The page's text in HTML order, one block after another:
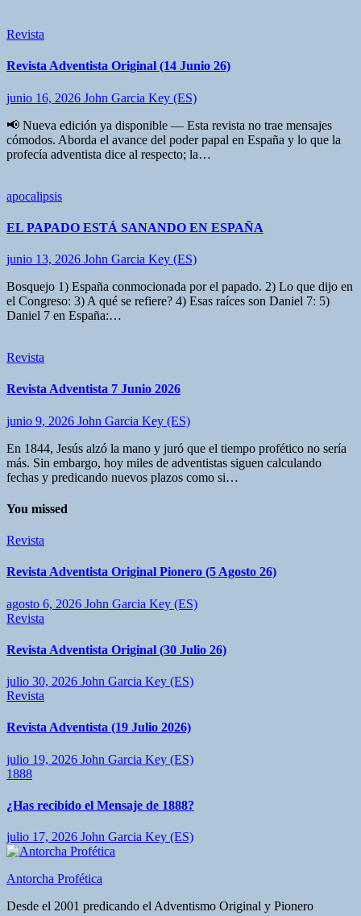
Revista
Revista Adventista Original (14 Junio 26)
junio 16, 2026 John Garcia Key (ES)
📢 Nueva edición ya disponible — Esta revista no trae mensajes
cómodos. Aborda el avance del poder papal en España y lo que la
profecía adventista dice al respecto; la…
apocalipsis
EL PAPADO ESTÁ SANANDO EN ESPAÑA
junio 13, 2026 John Garcia Key (ES)
Bosquejo 1) España conmocionada por el papado. 2) Lo que dijo en
el Congreso: 3) A qué se refiere? 4) Esas raíces son Daniel 7: 5)
Daniel 7 en España:…
Revista
Revista Adventista 7 Junio 2026
junio 9, 2026 John Garcia Key (ES)
En 1844, Jesús alzó la mano y juró que el tiempo profético no sería
más. Sin embargo, hoy miles de adventistas siguen calculando
fechas y predicando nuevos plazos como si…
You missed
Revista
Revista Adventista Original Pionero (5 Agosto 26)
agosto 6, 2026 John Garcia Key (ES)
Revista
Revista Adventista Original (30 Julio 26)
julio 30, 2026 John Garcia Key (ES)
Revista
Revista Adventista (19 Julio 2026)
julio 19, 2026 John Garcia Key (ES)
1888
¿Has recibido el Mensaje de 1888?
julio 17, 2026 John Garcia Key (ES)
Antorcha Profética
Desde el 2001 predicando el Adventismo Original y Pionero